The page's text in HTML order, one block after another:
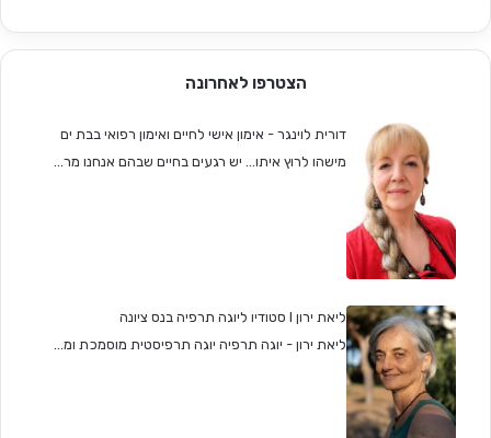
הצטרפו לאחרונה
דורית לוינגר - אימון אישי לחיים ואימון רפואי בבת ים
מישהו לרוץ איתו... יש רגעים בחיים שבהם אנחנו מר...
ליאת ירון I סטודיו ליוגה תרפיה בנס ציונה
ליאת ירון - יוגה תרפיה יוגה תרפיסטית מוסמכת ומ...